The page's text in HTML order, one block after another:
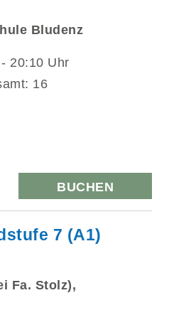
Bludenz
20:10 Uhr
16
BUCHEN
7 (A1)
Fa. Stolz),